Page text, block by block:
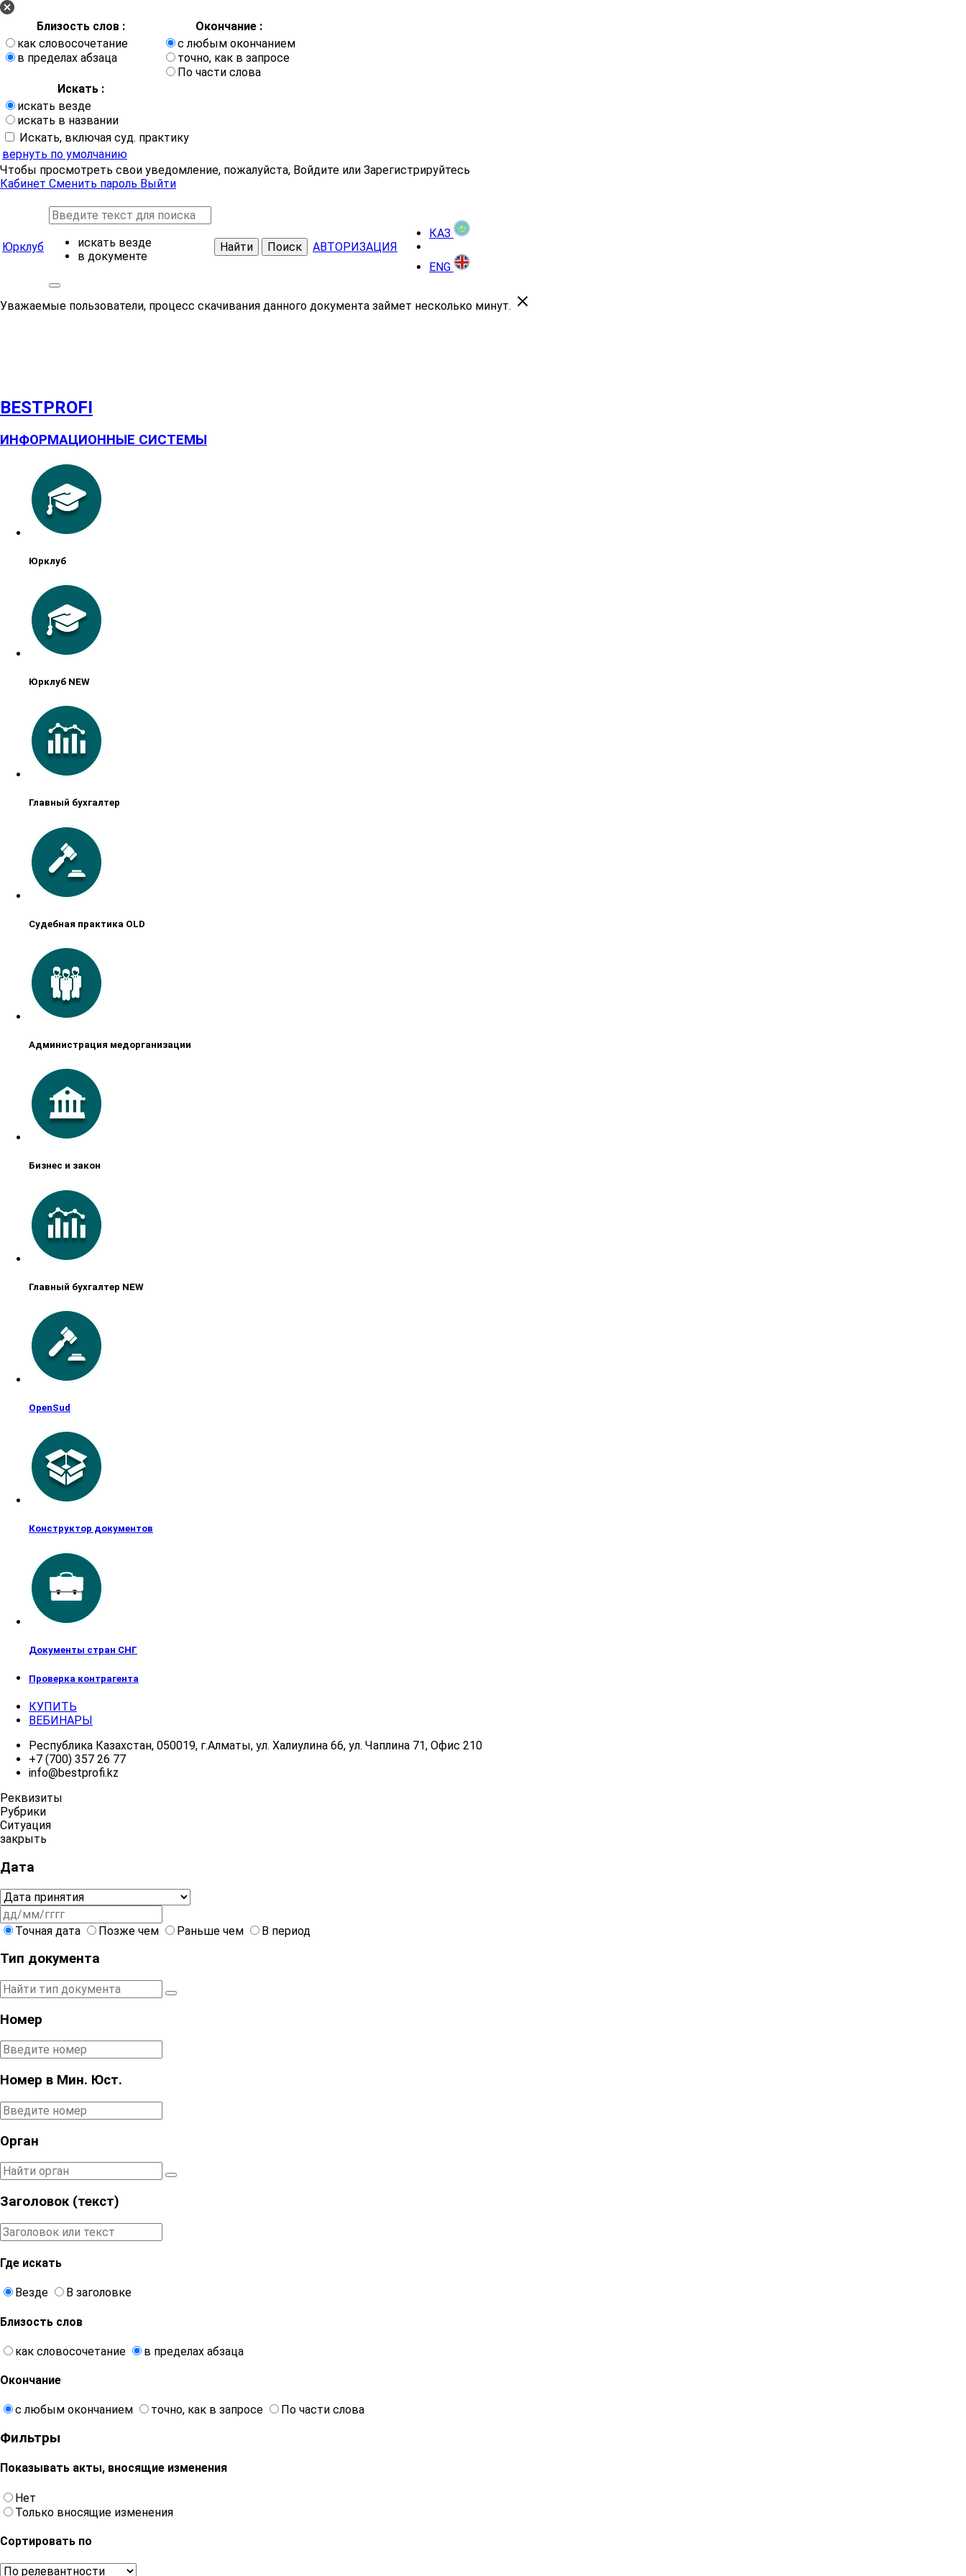
Близость слов :
Окончание :
как словосочетание
в пределах абзаца
с любым окончанием
точно, как в запросе
По части слова
Искать :
искать везде
искать в названии
Искать, включая суд. практику
вернуть по умолчанию
Чтобы просмотреть свои уведомление, пожалуйста, Войдите или Зарегистрируйтесь
Кабинет Сменить пароль Выйти
Юрклуб
искать везде
в документе
Найти Поиск АВТОРИЗАЦИЯ
КАЗ
ENG
Уважаемые пользователи, процесс скачивания данного документа займет несколько минут.
BESTPROFI
ИНФОРМАЦИОННЫЕ СИСТЕМЫ
Юрклуб
Юрклуб NEW
Главный бухгалтер
Судебная практика OLD
Администрация медорганизации
Бизнес и закон
Главный бухгалтер NEW
OpenSud
Конструктор документов
Документы стран СНГ
Проверка контрагента
КУПИТЬ
ВЕБИНАРЫ
Республика Казахстан, 050019, г.Алматы, ул. Халиулина 66, ул. Чаплина 71, Офис 210
+7 (700) 357 26 77
info@bestprofi.kz
Реквизиты
Рубрики
Ситуация
закрыть
Дата
Точная дата Позже чем Раньше чем В период
Тип документа
Номер
Номер в Мин. Юст.
Орган
Заголовок (текст)
Где искать
Везде В заголовке
Близость слов
как словосочетание в пределах абзаца
Окончание
с любым окончанием точно, как в запросе По части слова
Фильтры
Показывать акты, вносящие изменения
Нет
Только вносящие изменения
Сортировать по